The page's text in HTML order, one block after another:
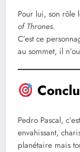
Pour lui, son rôle
of Thrones.
C’est ce
au sommet, il
Pedro Pascal,
envahissant,
planétaire mais